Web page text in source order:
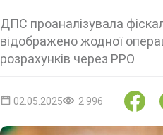
ДПС проаналізувала
відображено жодної
розрахунків через РРО
02.05.2025 2 996